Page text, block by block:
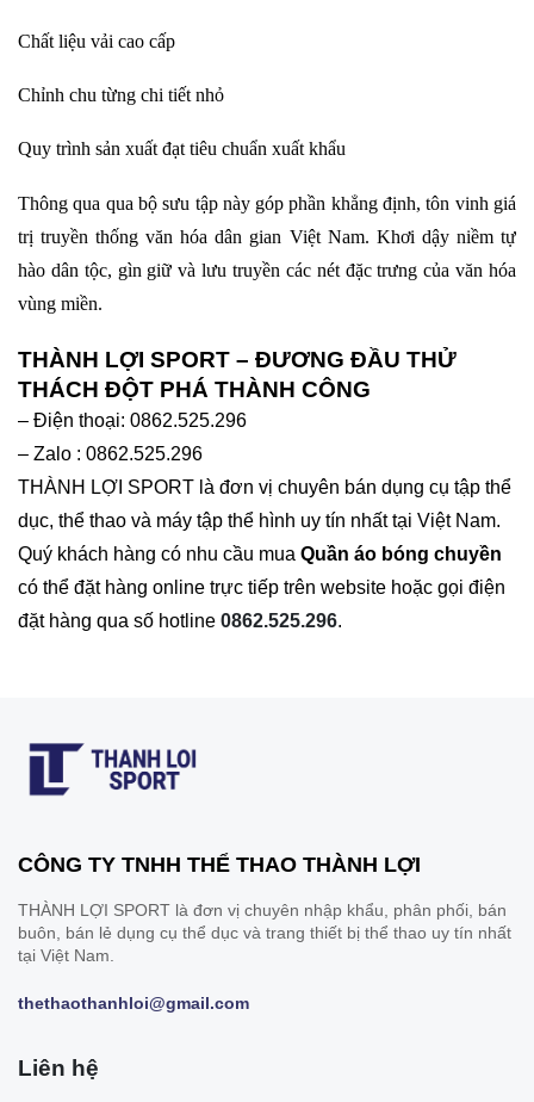
Chất liệu vải cao cấp
Chỉnh chu từng chi tiết nhỏ
Quy trình sản xuất đạt tiêu chuẩn xuất khẩu
Thông qua qua bộ sưu tập này góp phần khẳng định, tôn vinh giá
trị truyền thống văn hóa dân gian Việt Nam. Khơi dậy niềm tự
hào dân tộc, gìn giữ và lưu truyền các nét đặc trưng của văn hóa
vùng miền.
THÀNH LỢI SPORT – ĐƯƠNG ĐẦU THỬ
THÁCH ĐỘT PHÁ THÀNH CÔNG
– Điện thoại: 0862.525.296
– Zalo : 0862.525.296
THÀNH LỢI SPORT là đơn vị chuyên bán dụng cụ tập thể
dục, thể thao và máy tập thể hình uy tín nhất tại Việt Nam.
Quý khách hàng có nhu cầu mua Quần áo bóng chuyền
có thể đặt hàng online trực tiếp trên website hoặc gọi điện
đặt hàng qua số hotline 0862.525.296.
CÔNG TY TNHH THỂ THAO THÀNH LỢI
THÀNH LỢI SPORT là đơn vị chuyên nhập khẩu, phân phối, bán
buôn, bán lẻ dụng cụ thể dục và trang thiết bị thể thao uy tín nhất
tại Việt Nam.
thethaothanhloi@gmail.com
Liên hệ